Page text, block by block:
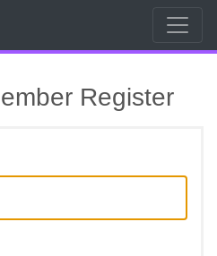
Register